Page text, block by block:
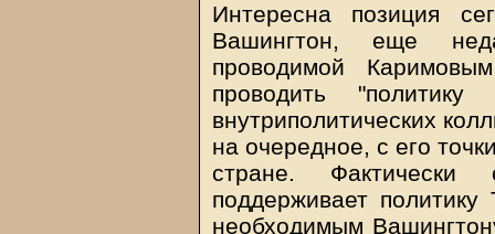
Интересна позиция
Вашингтон, еще
проводимой
проводить
внутриполитических
на очередное, с его
стране.
поддерживает
необходимым